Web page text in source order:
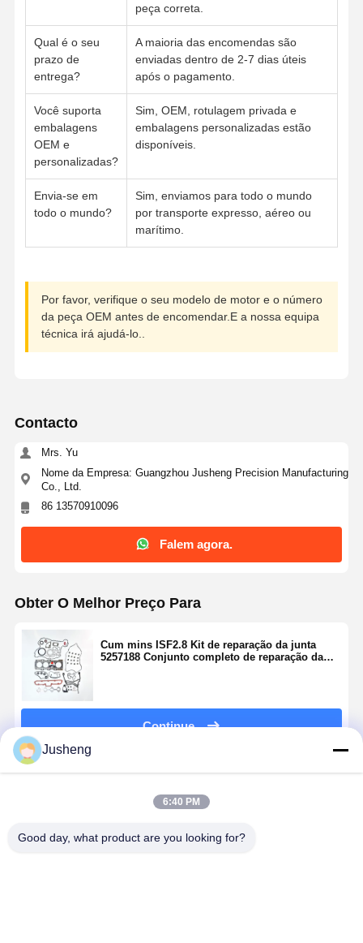
peça correta.
Qual é o seu
prazo de
entrega?
A maioria das encomendas são
enviadas dentro de 2-7 dias úteis
após o pagamento.
Você suporta
embalagens
OEM e
personalizadas?
Sim, OEM, rotulagem privada e
embalagens personalizadas estão
disponíveis.
Envia-se em
todo o mundo?
Sim, enviamos para todo o mundo
por transporte expresso, aéreo ou
marítimo.
Por favor, verifique o seu modelo de motor e o número
da peça OEM antes de encomendar.E a nossa equipa
técnica irá ajudá-lo..
Contacto
Mrs. Yu
Nome da Empresa: Guangzhou Jusheng Precision Manufacturing
Co., Ltd.
86 13570910096
Falem agora.
Obter O Melhor Preço Para
Cum mins ISF2.8 Kit de reparação da junta
5257188 Conjunto completo de reparação da
Continue
Jusheng
6:40 PM
Good day, what product are you looking for?